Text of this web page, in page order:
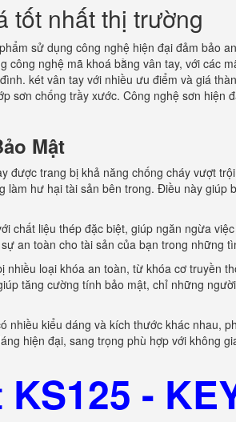
tốt nhất thị trường
sử dụng công nghệ hiện đại đảm bảo
nghệ mã khoá bằng vân tay, với các
két vân tay với nhiều ưu điểm và giá
sơn chống trầy xước. Công nghệ sơn hiện
Mật
được trang bị khả năng chống cháy vượt
hư hại tài sản bên trong. Điều này giúp
chất liệu thép đặc biệt, giúp ngăn ngừa
an toàn cho tài sản của bạn trong những
nhiều loại khóa an toàn, từ khóa cơ truyền
tăng cường tính bảo mật, chỉ những
nhiều kiểu dáng và kích thước khác nhau,
hiện đại, sang trọng phù hợp với không
-